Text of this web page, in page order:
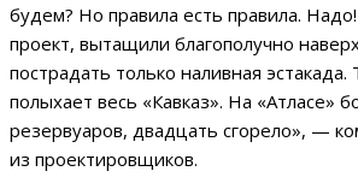
будем? Но правила есть правила.
проект, вытащили благополучно
пострадать только наливная эстакада.
полыхает весь «Кавказ». На «Атласе»
резервуаров, двадцать сгорело», —
из проектировщиков.